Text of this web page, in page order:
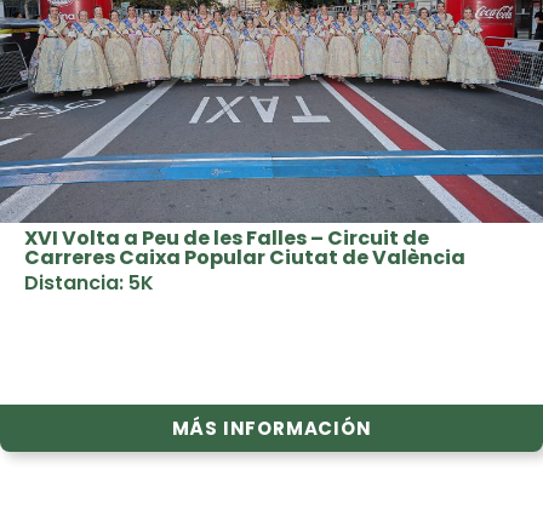
XVI Volta a Peu de les Falles – Circuit de
Carreres Caixa Popular Ciutat de València
Distancia: 5K
MÁS INFORMACIÓN